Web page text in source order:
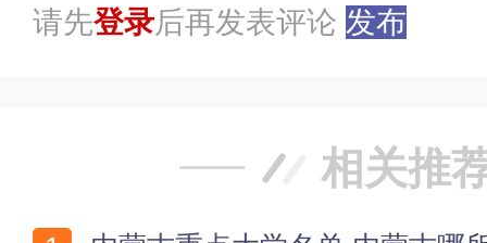
请先登录后再发表评论 发布
相关推